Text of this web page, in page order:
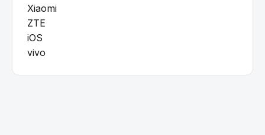
Xiaomi
ZTE
iOS
vivo